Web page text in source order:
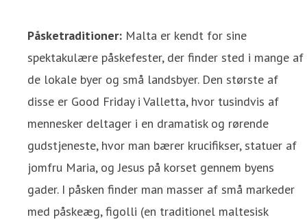
Påsketraditioner: Malta er kendt for sine
spektakulære påskefester, der finder sted i mange af
de lokale byer og små landsbyer. Den største af
disse er Good Friday i Valletta, hvor tusindvis af
mennesker deltager i en dramatisk og rørende
gudstjeneste, hvor man bærer krucifikser, statuer af
jomfru Maria, og Jesus på korset gennem byens
gader. I påsken finder man masser af små markeder
med påskeæg, figolli (en traditionel maltesisk